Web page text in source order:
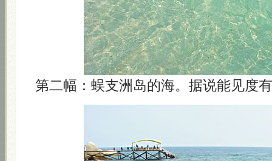
第二幅：蜈支洲岛的海。据说能见度